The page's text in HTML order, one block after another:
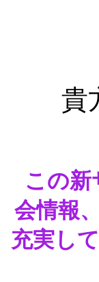
貴方
この新
会情報
充実し